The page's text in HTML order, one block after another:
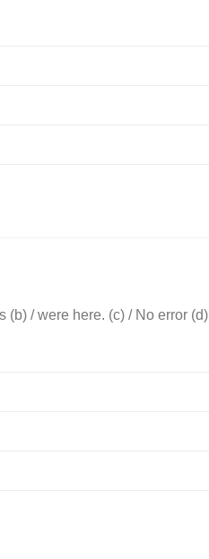
(b) / were here. (c) / No error (d)